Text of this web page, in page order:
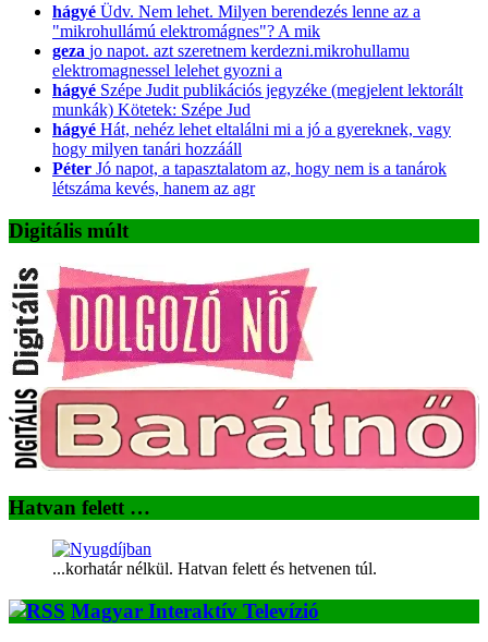
hágyé Üdv. Nem lehet. Milyen berendezés lenne az a
"mikrohullámú elektromágnes"? A mik
geza jo napot. azt szeretnem kerdezni.mikrohullamu
elektromagnessel lelehet gyozni a
hágyé Szépe Judit publikációs jegyzéke (megjelent lektorált
munkák) Kötetek: Szépe Jud
hágyé Hát, nehéz lehet eltalálni mi a jó a gyereknek, vagy
hogy milyen tanári hozzááll
Péter Jó napot, a tapasztalatom az, hogy nem is a tanárok
létszáma kevés, hanem az agr
Digitális múlt
Hatvan felett …
...korhatár nélkül. Hatvan felett és hetvenen túl.
Magyar Interaktív Televízió